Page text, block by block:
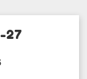
27